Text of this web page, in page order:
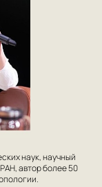
наук, научный
автор более 50